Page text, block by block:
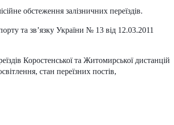
обстеження залізничних переїздів.
та зв’язку України № 13 від 12.03.2011
Коростенської та Житомирської дистанцій
стан переїзних постів,